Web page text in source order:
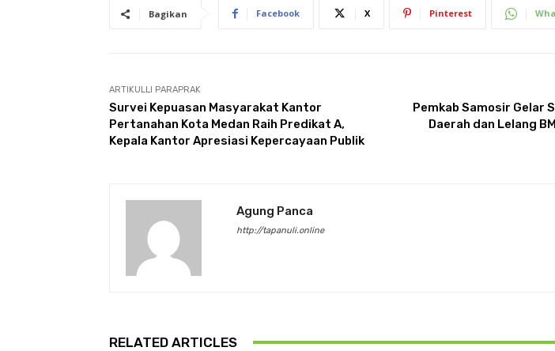
Bagikan Facebook X Pinterest
ARTIKULLI PARAPRAK
Survei Kepuasan Masyarakat Kantor
Pertanahan Kota Medan Raih Predikat A,
Kepala Kantor Apresiasi Kepercayaan Publik
Pemkab Samosir Gelar
Daerah dan Lelang
Agung Panca
http://tapanuli.online
RELATED ARTICLES